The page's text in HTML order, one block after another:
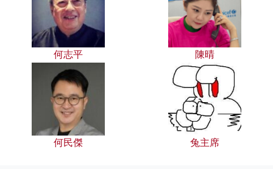
何志平 陳晴
何民傑 兔主席